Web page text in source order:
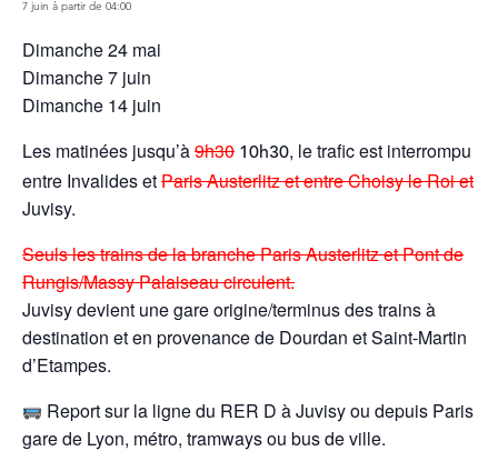
7 juin à partir de 04:00
Dimanche 24 mai
Dimanche 7 juin
Dimanche 14 juin
Les matinées jusqu’à9h30 10h30, le trafic est interrompu
entre Invalides etParis Austerlitz et entre Choisy le Roi et
Juvisy.
Seuls les trains de la branche Paris Austerlitz et Pont de
Rungis/Massy Palaiseau circulent.
Juvisy devient une gare origine/terminus des trains à
destination et en provenance de Dourdan et Saint-Martin
d’Etampes.
Report sur la ligne du RER D à Juvisy ou depuis Paris
gare de Lyon, métro, tramways ou bus de ville.